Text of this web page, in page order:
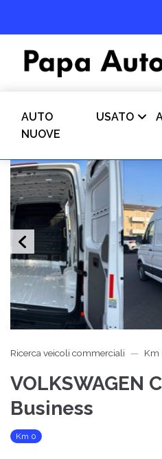
AUTO
NUOVE
USATO
Ricerca veicoli commerciali Km
VOLKSWAGEN
Business
Km 0